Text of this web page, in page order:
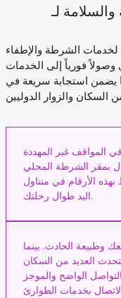
لـ
الشرطة والإطفاء
وصولاً فورياً إلى الخدمات
يضمن استجابة سريعة في
المواقف غير المهددة
بمقر الشرطة المحلي
بالاحتفاظ بهذه الأرقام في متناول
اليد طوال رحلتك.
وطبيعة الحادث. بينما
العديد من السكان
الواضح والموجز